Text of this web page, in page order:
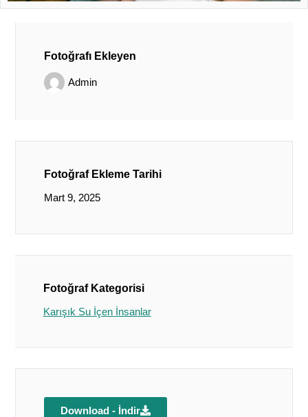
Fotoğrafı Ekleyen
Admin
Fotoğraf Ekleme Tarihi
Mart 9, 2025
Fotoğraf Kategorisi
Karışık Su İçen İnsanlar
Download - İndir